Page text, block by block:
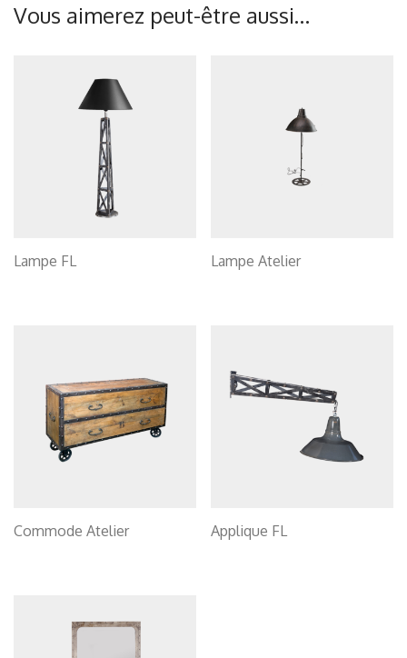
Vous aimerez peut-être aussi…
Lampe FL Lampe Atelier
Commode Atelier Applique FL